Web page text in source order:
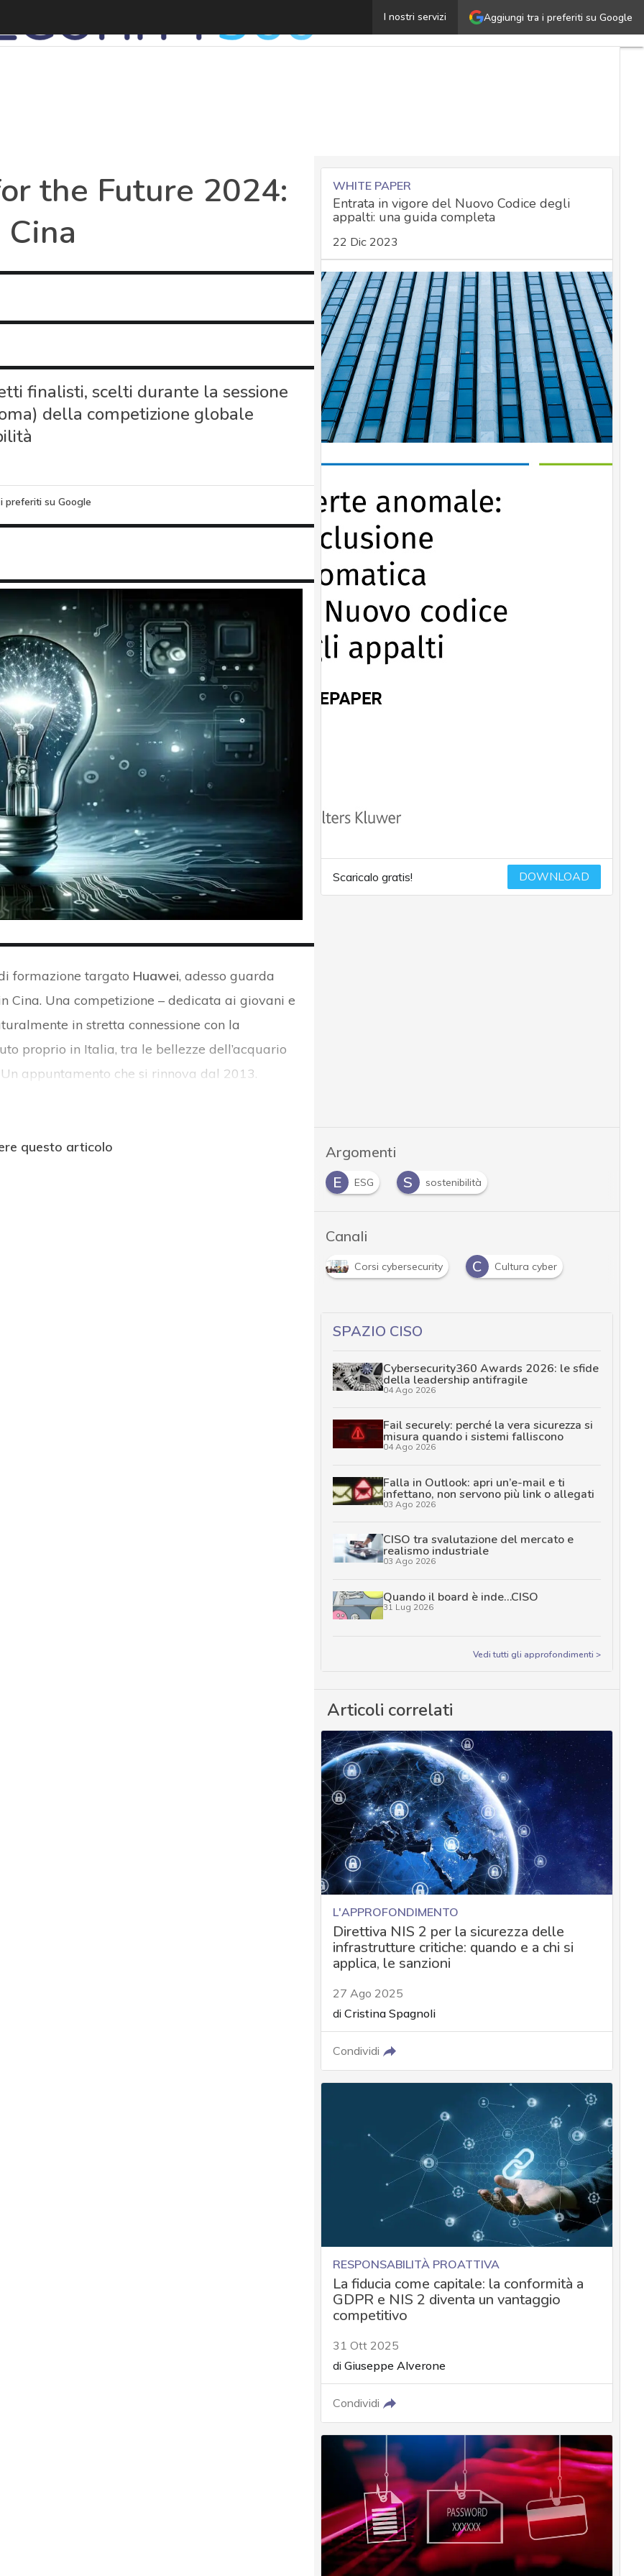
Aggiungi tra i preferiti su Google
I nostri servizi
Huawei EU Seeds for the Future 2024: dopo Roma, si
the Future 2024:
finalisti, scelti durante la sessione
della competizione globale
preferiti su Google
formazione targato Huawei, adesso guarda
Cina. Una competizione – dedicata ai giovani e
in stretta connessione con la
proprio in Italia, tra le bellezze dell’acquario
appuntamento che si rinnova dal 2013.
questo articolo
WHITE PAPER
Entrata in vigore del Nuovo Codice degli
appalti: una guida completa
22 Dic 2023
Scaricalo gratis! DOWNLOAD
Argomenti
E
ESG S sostenibilità
Canali
Corsi cybersecurity C Cultura cyber
SPAZIO CISO
Cybersecurity360 Awards 2026: le sfide
della leadership antifragile
04 Ago 2026
Fail securely: perché la vera sicurezza si
misura quando i sistemi falliscono
04 Ago 2026
Falla in Outlook: apri un’e-mail e ti
infettano, non servono più link o allegati
03 Ago 2026
CISO tra svalutazione del mercato e
realismo industriale
03 Ago 2026
Quando il board è inde…CISO
31 Lug 2026
Vedi tutti gli approfondimenti >
Articoli correlati
L'APPROFONDIMENTO
Direttiva NIS 2 per la sicurezza delle
infrastrutture critiche: quando e a chi si
applica, le sanzioni
27 Ago 2025
di Cristina Spagnoli
Condividi
RESPONSABILITÀ PROATTIVA
La fiducia come capitale: la conformità a
GDPR e NIS 2 diventa un vantaggio
competitivo
31 Ott 2025
di Giuseppe Alverone
Condividi